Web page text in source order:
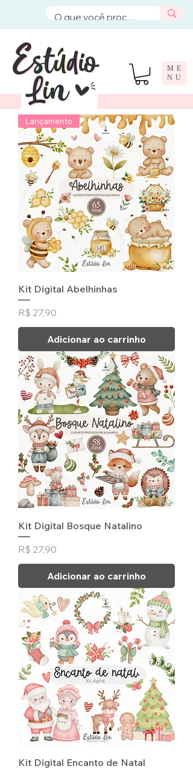
ME
NU
Lançamento
Kit Digital Abelhinhas
Preço
R$ 27,90
Adicionar ao carrinho
Kit Digital Bosque Natalino
Preço
R$ 27,90
Adicionar ao carrinho
Kit Digital Encanto de Natal